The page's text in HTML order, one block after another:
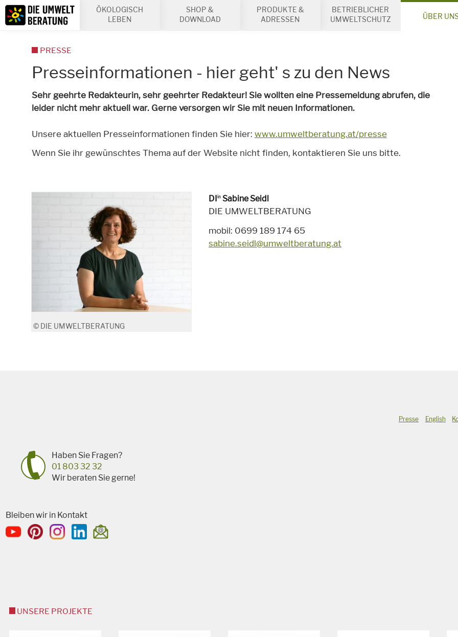
Inhalt
Suche
ÖKOLOGISCH
LEBEN
SHOP &
DOWNLOAD
PRODUKTE &
ADRESSEN
BETRIEBLICHER
UMWELTSCHUTZ
ÜBER
Presseinformationen - hier geht' s zu den News
Sehr geehrte Redakteurin, sehr geehrter Redakteur! Sie wollten eine Pressemeldung abrufen, die
leider nicht mehr aktuell war. Gerne versorgen wir Sie mit neuen Informationen.
Unsere aktuellen Presseinformationen finden Sie hier: www.umweltberatung.at/presse
Wenn Sie ihr gewünschtes Thema auf der Website nicht finden, kontaktieren Sie uns bitte.
© DIE UMWELTBERATUNG
DIinSabine Seidl
DIE UMWELTBERATUNG
mobil: 0699 189 174 65
sabine.seidl@umweltberatung.at
PRESSE
Presse English
Haben Sie Fragen?
01 803 32 32
Wir beraten Sie gerne!
Bleiben wir in Kontakt
UNSERE PROJEKTE